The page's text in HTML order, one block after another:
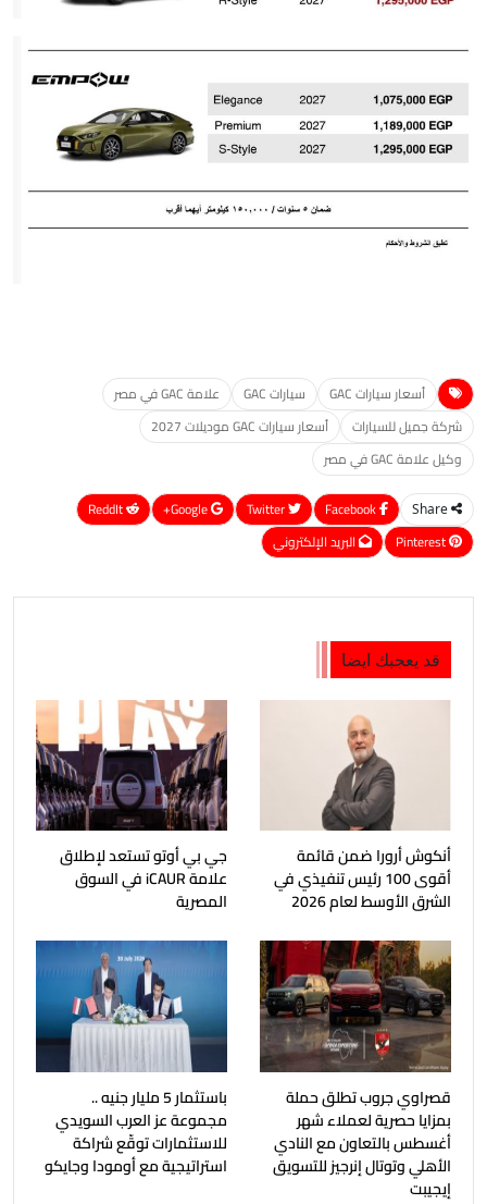
أسعار سيارات GAC سيارات GAC
علامة GAC في مصر
شركة جميل للسيارات
أسعار سيارات GAC موديلات 2027
وكيل علامة GAC في مصر
Share
Google+
ReddIt
Pinterest
البريد الإلكتروني
قد يعجبك ايضا
أنكوش أرورا ضمن قائمة
أقوى 100 رئيس تنفيذي في
الشرق الأوسط لعام 2026
جي بي أوتو تستعد لإطلاق
علامة iCAUR في السوق
المصرية
قصراوي جروب تطلق حملة
بمزايا حصرية لعملاء شهر
أغسطس بالتعاون مع النادي
الأهلي وتوتال إنرجيز للتسويق
إيجيبت
باستثمار 5 مليار جنيه ..
مجموعة عز العرب السويدي
للاستثمارات توقّع شراكة
استراتيجية مع أومودا وجايكو